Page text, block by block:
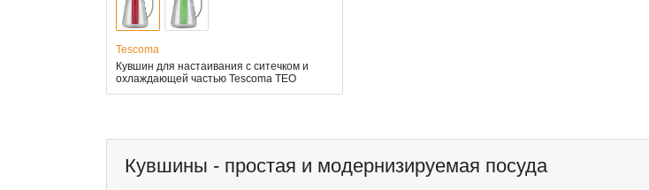
Tescoma
Кувшин для настаивания с ситечком и
охлаждающей частью Tescoma TEO
Кувшины - простая и модернизируемая посуда